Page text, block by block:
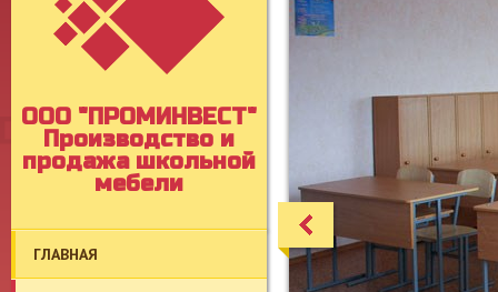
OOO "ПРОМИНВЕСТ"
Производство и
продажа школьной
мебели
ГЛАВНАЯ